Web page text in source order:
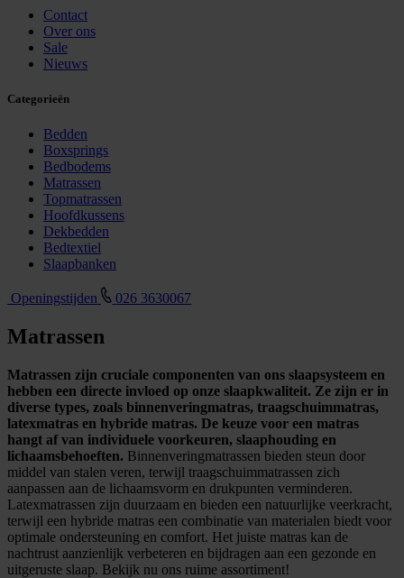
Contact
Over ons
Sale
Nieuws
Categorieën
Bedden
Boxsprings
Bedbodems
Matrassen
Topmatrassen
Hoofdkussens
Dekbedden
Bedtextiel
Slaapbanken
Openingstijden 026 3630067
Matrassen
Matrassen zijn cruciale componenten van ons slaapsysteem en
hebben een directe invloed op onze slaapkwaliteit. Ze zijn er in
diverse types, zoals binnenveringmatras, traagschuimmatras,
latexmatras en hybride matras. De keuze voor een matras
hangt af van individuele voorkeuren, slaaphouding en
lichaamsbehoeften. Binnenveringmatrassen bieden steun door
middel van stalen veren, terwijl traagschuimmatrassen zich
aanpassen aan de lichaamsvorm en drukpunten verminderen.
Latexmatrassen zijn duurzaam en bieden een natuurlijke veerkracht,
terwijl een hybride matras een combinatie van materialen biedt voor
optimale ondersteuning en comfort. Het juiste matras kan de
nachtrust aanzienlijk verbeteren en bijdragen aan een gezonde en
uitgeruste slaap. Bekijk nu ons ruime assortiment!